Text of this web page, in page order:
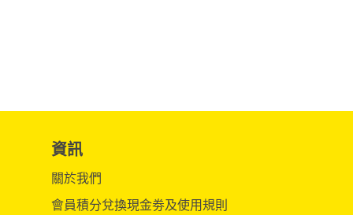
資訊
關於我們
會員積分兌換現金劵及使用規則